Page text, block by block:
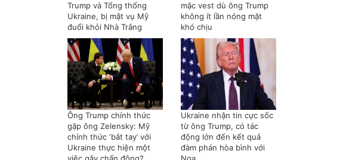
Trump và Tổng thống
Ukraine, bị mật vụ Mỹ
đuổi khỏi Nhà Trắng
mặc vest dù ông Trump
không ít lần nóng mặt
khó chịu
Ông Trump chính thức
gặp ông Zelensky: Mỹ
chính thức ‘bắt tay’ với
Ukraine thực hiện một
Ukraine nhận tin cực sốc
từ ông Trump, có tác
động lớn đến kết quả
đàm phán hòa bình với